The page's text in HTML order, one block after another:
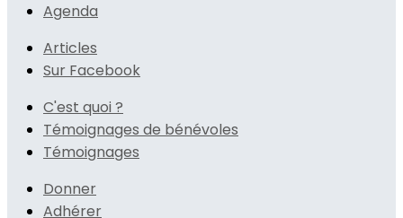
Agenda
Articles
Sur Facebook
C'est quoi ?
Témoignages de bénévoles
Témoignages
Donner
Adhérer